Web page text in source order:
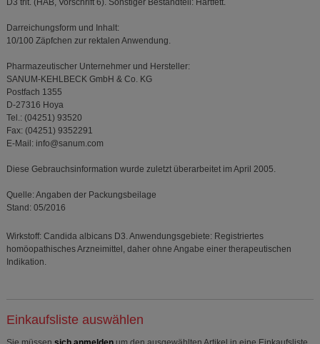
D3 trit. (HAB, Vorschrift 6). Sonstiger Bestandteil: Hartfett.
Darreichungsform und Inhalt:
10/100 Zäpfchen zur rektalen Anwendung.
Pharmazeutischer Unternehmer und Hersteller:
SANUM-KEHLBECK GmbH & Co. KG
Postfach 1355
D-27316 Hoya
Tel.: (04251) 93520
Fax: (04251) 9352291
E-Mail: info@sanum.com
Diese Gebrauchsinformation wurde zuletzt überarbeitet im April 2005.
Quelle: Angaben der Packungsbeilage
Stand: 05/2016
Wirkstoff: Candida albicans D3. Anwendungsgebiete: Registriertes
homöopathisches Arzneimittel, daher ohne Angabe einer therapeutischen
Indikation.
Einkaufsliste auswählen